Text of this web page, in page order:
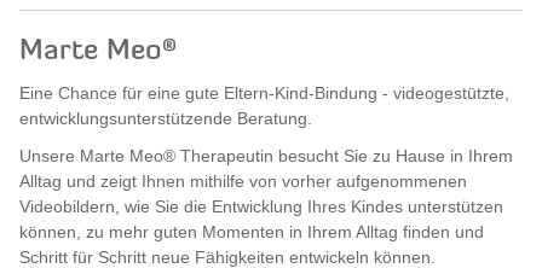
Marte Meo®
Eine Chance für eine gute Eltern-Kind-Bindung - videogestützte,
entwicklungsunterstützende Beratung.
Unsere Marte Meo® Therapeutin besucht Sie zu Hause in Ihrem
Alltag und zeigt Ihnen mithilfe von vorher aufgenommenen
Videobildern, wie Sie die Entwicklung Ihres Kindes unterstützen
können, zu mehr guten Momenten in Ihrem Alltag finden und
Schritt für Schritt neue Fähigkeiten entwickeln können.